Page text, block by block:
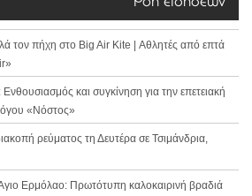
τον πήχη στο Big Air Kite | Αθλητές από επτά
και συγκίνηση για την επετειακή
«Νόστος»
ρεύματος τη Δευτέρα σε Τσιμάνδρια,
Ερμόλαο: Πρωτότυπη καλοκαιρινή βραδιά